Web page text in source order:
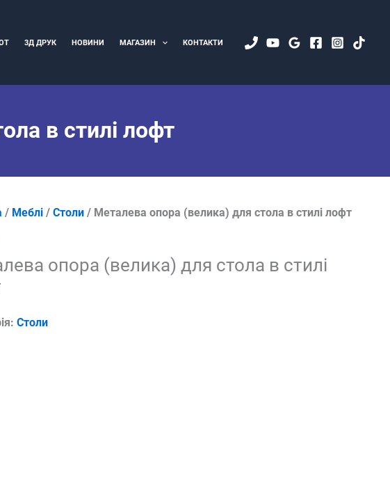
3Д ДРУК НОВИНИ МАГАЗИН КОНТАКТИ
в стилі лофт
/ Меблі /Столи / Металева опора (велика) для стола в стилі лофт
опора (велика) для стола в стилі
Столи